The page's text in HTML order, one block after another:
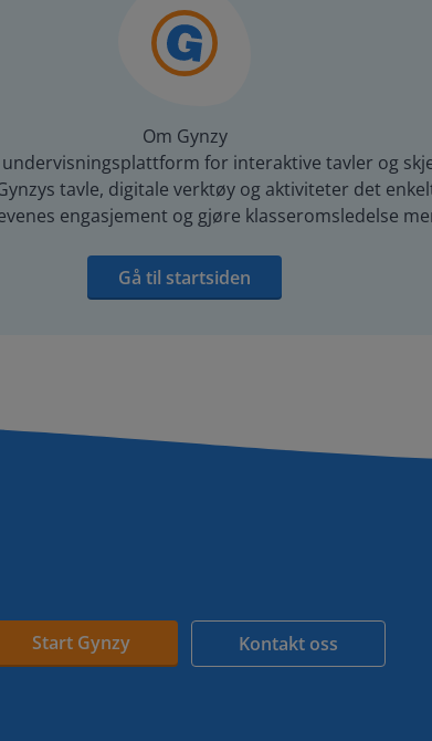
Om Gynzy
for interaktive tavler og
tavle, digitale verktøy og aktiviteter det
engasjement og gjøre klasseromsledelse
Gå til startsiden
Start Gynzy Kontakt oss